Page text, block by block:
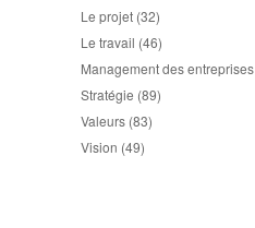
Le projet (32)
Le travail (46)
Management des entreprises
Stratégie (89)
Valeurs (83)
Vision (49)